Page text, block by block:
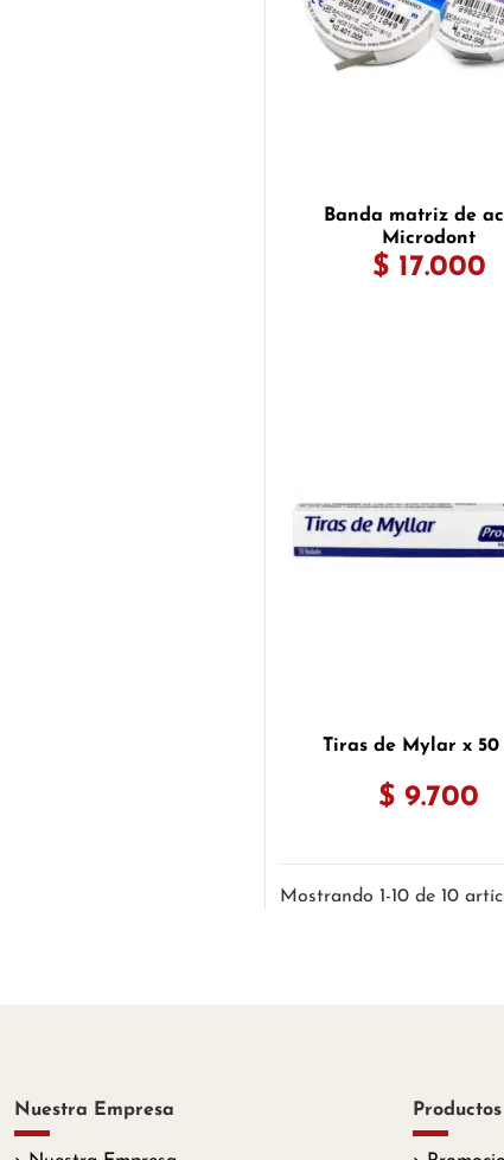
Banda matriz de
Microdont
$ 17.000
Tiras de Mylar x 50
$ 9.700
Mostrando 1-10 de 10
Nuestra Empresa Productos